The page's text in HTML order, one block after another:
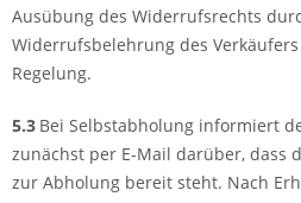
Ausübung des Widerrufsrechts
Widerrufsbelehrung des
Regelung.
5.3 Bei Selbstabholung informiert
zunächst per E-Mail darüber, dass
zur Abholung bereit steht. Nach